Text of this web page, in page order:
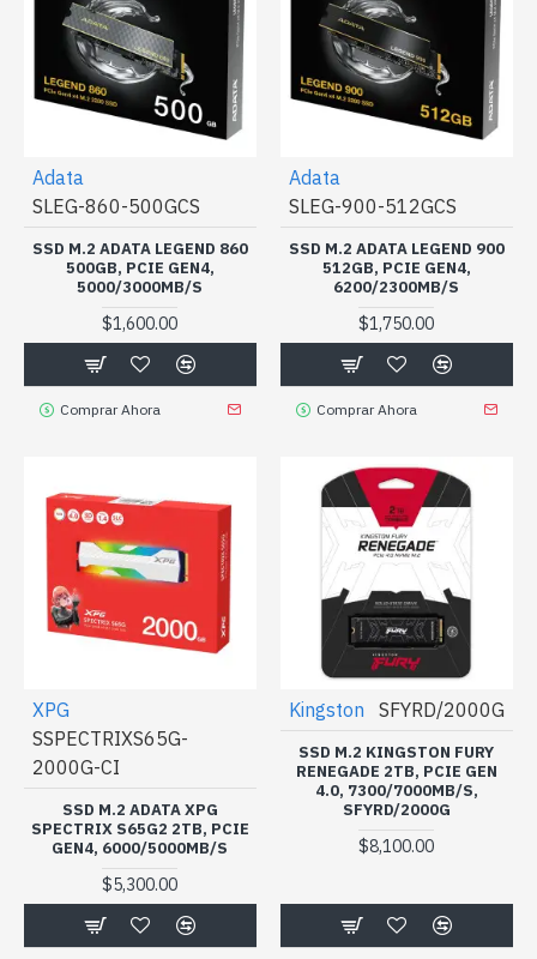
Adata
SLEG-860-500GCS
SSD M.2 ADATA LEGEND 860
500GB, PCIE GEN4,
5000/3000MB/S
$1,600.00
Comprar Ahora
Adata
SLEG-900-512GCS
SSD M.2 ADATA LEGEND 900
512GB, PCIE GEN4,
6200/2300MB/S
$1,750.00
Comprar Ahora
XPG
SSPECTRIXS65G-
2000G-CI
SSD M.2 ADATA XPG
SPECTRIX S65G2 2TB, PCIE
GEN4, 6000/5000MB/S
$5,300.00
Kingston SFYRD/2000G
SSD M.2 KINGSTON FURY
RENEGADE 2TB, PCIE GEN
4.0, 7300/7000MB/S,
SFYRD/2000G
$8,100.00